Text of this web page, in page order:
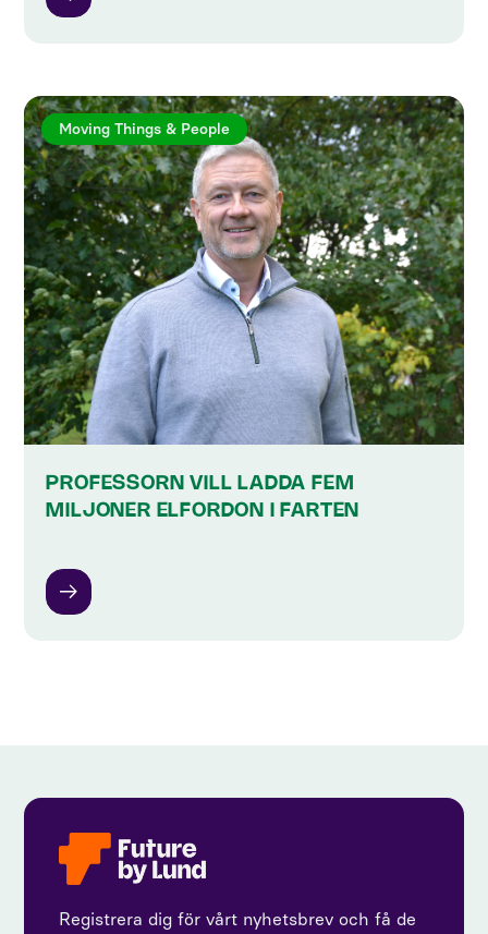
Moving Things & People
PROFESSORN VILL LADDA FEM
MILJONER ELFORDON I FARTEN
Registrera dig för vårt nyhetsbrev och få de